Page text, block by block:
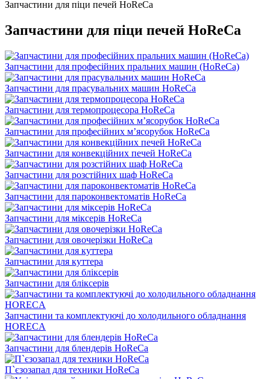
Запчастини для піци печей HoReCa
Запчастини для піци печей HoReCa
Запчастини для професійних пральних машин (HoReCa)
Запчастини для прасувальних машин HoReCa
Запчастини для термопроцесора HoReCa
Запчастини для професійних м’ясорубок HoReCa
Запчастини для конвекційних печей HoReCa
Запчастини для розстійних шаф HoReCa
Запчастини для пароконвектоматів HoReCa
Запчастини для міксерів HoReCa
Запчастини для овочерізки HoReCa
Запчастини для куттера
Запчастини для бліксерів
Запчастини та комплектуючі до холодильного обладнання
HORECA
Запчастини для блендерів HoReCa
П`єзозапал для техники HoReCa